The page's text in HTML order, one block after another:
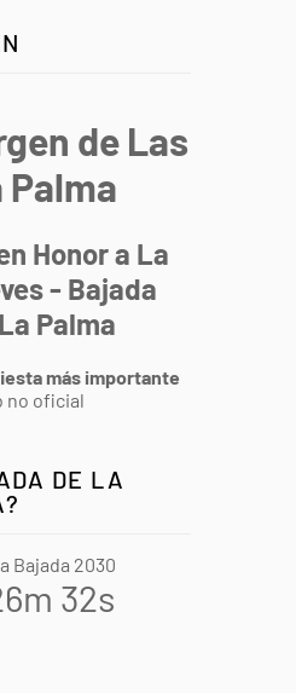
de Las
Palma
Honor a La
- Bajada
Palma
más importante
no oficial
DE LA
Bajada 2030
31s